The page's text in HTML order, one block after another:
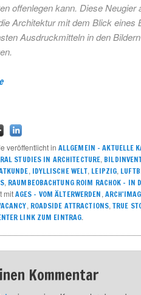
offenlegen kann. Diese
Architektur mit dem Blick eines
Ausdruckmitteln in den
veröffentlicht in ALLGEMEIN – AKTUELLE
STUDIES IN ARCHITECTURE,
, IDYLLISCHE WELT, LEIPZIG,
, RAUMBEOBACHTUNG ROIM RACHOK – IN
mitAGES - VOM ÄLTERWERDEN,
, ROADSIDE ATTRACTIONS,TRUE
LINK ZUM EINTRAG.
Kommentar